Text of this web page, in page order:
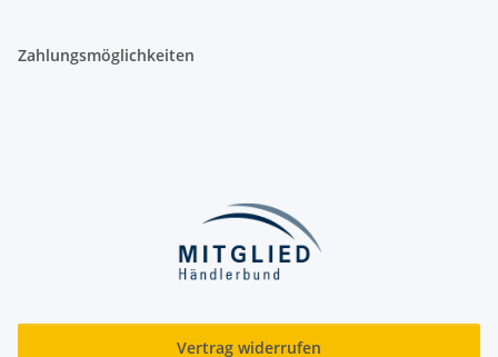
Zahlungsmöglichkeiten
Vertrag widerrufen